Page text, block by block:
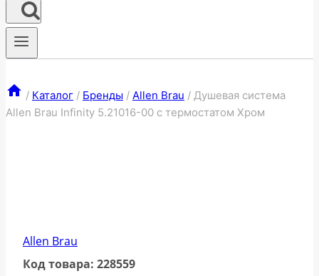
/ Каталог / Бренды / Allen Brau / Душевая система
Allen Brau Infinity 5.21016-00 с термостатом Хром
Allen Brau
Код товара: 228559